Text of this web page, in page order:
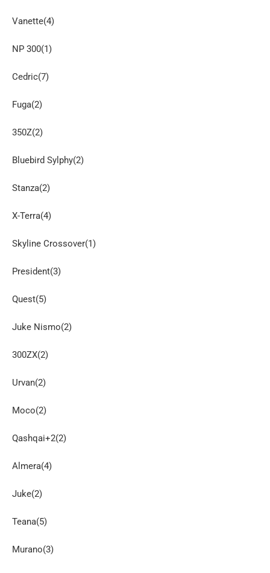
Vanette(4)
NP 300(1)
Cedric(7)
Fuga(2)
350Z(2)
Bluebird Sylphy(2)
Stanza(2)
X-Terra(4)
Skyline Crossover(1)
President(3)
Quest(5)
Juke Nismo(2)
300ZX(2)
Urvan(2)
Moco(2)
Qashqai+2(2)
Almera(4)
Juke(2)
Teana(5)
Murano(3)